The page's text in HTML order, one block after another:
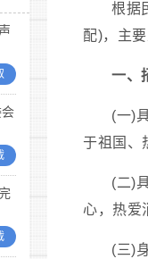
根据
配)，主
一、
(一)
于祖国、
(二)
心，热爱
(三)